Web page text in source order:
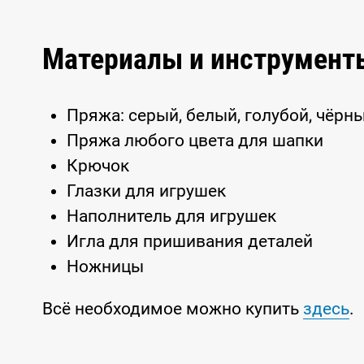
Материалы и
Пряжа: серый, белый, голубой,
Пряжа любого цвета для шапки
Крючок
Глазки для игрушек
Наполнитель для игрушек
Игла для пришивания деталей
Ножницы
Всё необходимое можно купить здесь.